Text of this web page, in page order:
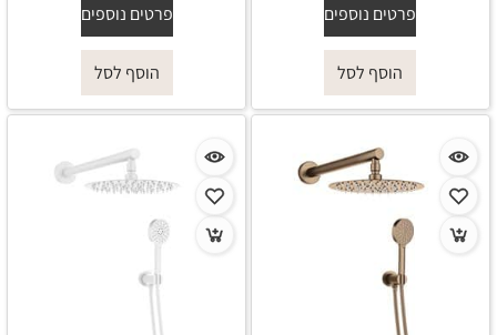
פרטים נוספים
הוסף לסל
פרטים נוספים
הוסף לסל